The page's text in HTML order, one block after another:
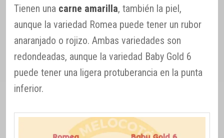
Tienen una carne amarilla, también la piel,
aunque la variedad Romea puede tener un rubor
anaranjado o rojizo. Ambas variedades son
redondeadas, aunque la variedad Baby Gold 6
puede tener una ligera protuberancia en la punta
inferior.